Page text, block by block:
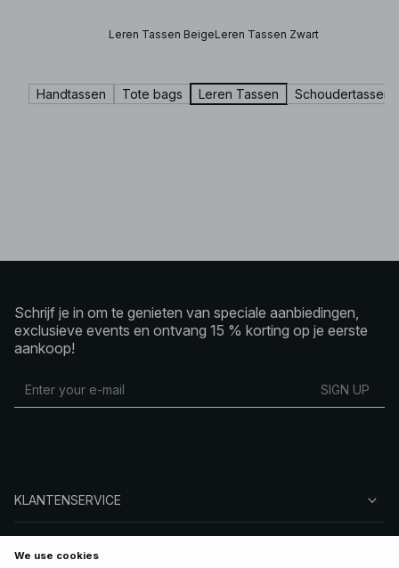
Leren Tassen BeigeLeren Tassen Zwart
Handtassen Tote bags Leren Tassen Schoudertassen
Schrijf je in om te genieten van speciale aanbiedingen,
exclusieve events en ontvang 15 % korting op je eerste
aankoop!
SIGN UP
KLANTENSERVICE